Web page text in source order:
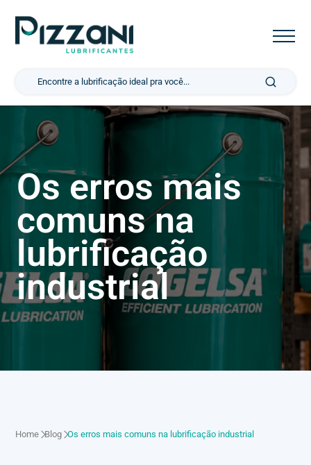
Os erros mais
comuns na
lubrificação
industrial
Home Blog Os erros mais comuns na lubrificação industrial